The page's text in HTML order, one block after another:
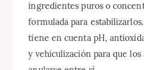
ingredientes puros o
formulada para
tiene en cuenta pH,
y vehiculización para que